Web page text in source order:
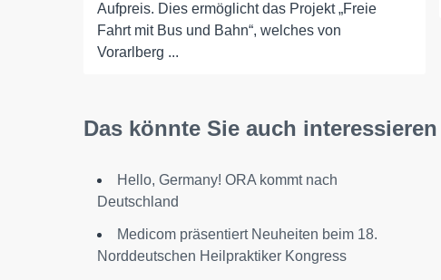
Aufpreis. Dies ermöglicht das Projekt „Freie
Fahrt mit Bus und Bahn“, welches von
Vorarlberg ...
Das könnte Sie auch interessieren
Hello, Germany! ORA kommt nach
Deutschland
Medicom präsentiert Neuheiten beim 18.
Norddeutschen Heilpraktiker Kongress